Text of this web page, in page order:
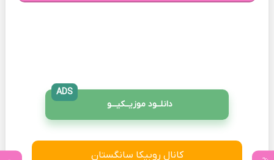
دانلــود موزیــکیـــو
ADS
کانال روبیکا سانگستان